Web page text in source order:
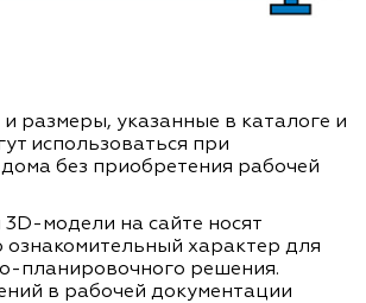
размеры, указанные в каталоге и
использоваться при
без приобретения рабочей
модели на сайте носят
ознакомительный характер для
планировочного решения.
в рабочей документации